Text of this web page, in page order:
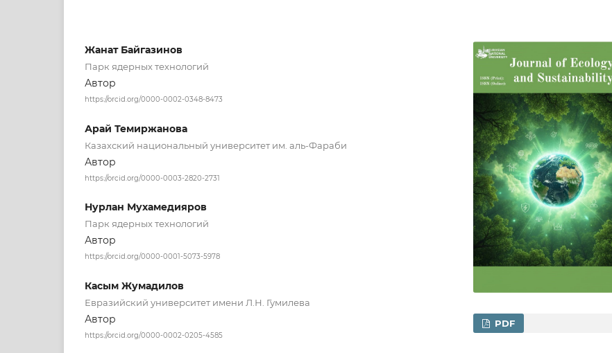
Жанат Байгазинов
Парк ядерных технологий
Автор
https://orcid.org/0000-0002-0348-8473
Арай Темиржанова
Казахский национальный университет им. аль-Фараби
Автор
https://orcid.org/0000-0003-2820-2731
Нурлан Мухамедияров
Парк ядерных технологий
Автор
https://orcid.org/0000-0001-5073-5978
Касым Жумадилов
Евразийский университет имени Л.Н. Гумилева
Автор
https://orcid.org/0000-0002-0205-4585
PDF